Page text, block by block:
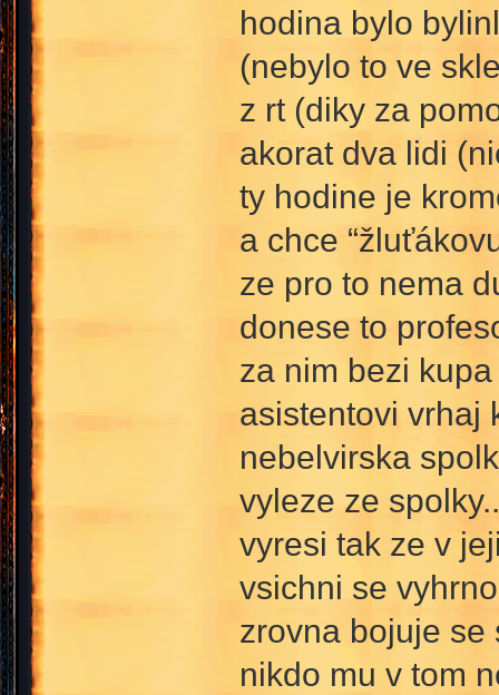
hodina bylo
(nebylo to ve
z rt (diky za
akorat dva lidi
ty hodine je
a chce
ze pro to nema
donese to
za nim bezi
asistentovi vrhaj
nebelvirska
vyleze ze
vyresi tak ze v
vsichni se
zrovna bojuje se
nikdo mu v tom